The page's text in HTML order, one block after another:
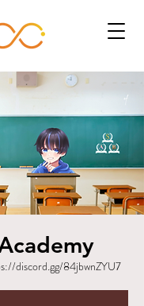
discord.gg/84jbwnZYU7